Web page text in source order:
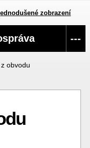
zobrazení
obvodu
---